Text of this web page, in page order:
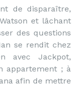
de disparaître,
et lâchant
des questions
se rendit chez
avec Jackpot,
appartement ; à
afin de mettre